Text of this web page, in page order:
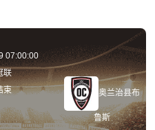
07:00:00
联
束
奥兰治县布
鲁斯